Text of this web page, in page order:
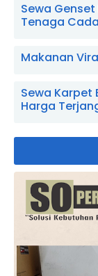
Sewa
Tenaga
Makanan
Sewa Karpet
Harga